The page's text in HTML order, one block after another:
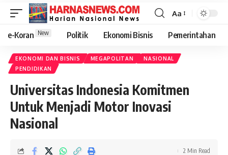
Aa
e-Koran New Politik Ekonomi Bisnis Pemerintahan
EKONOMI DAN BISNIS MEGAPOLITAN
NASIONAL
PENDIDIKAN
Universitas Indonesia Komitmen
Untuk Menjadi Motor Inovasi
Nasional
2 Min Read